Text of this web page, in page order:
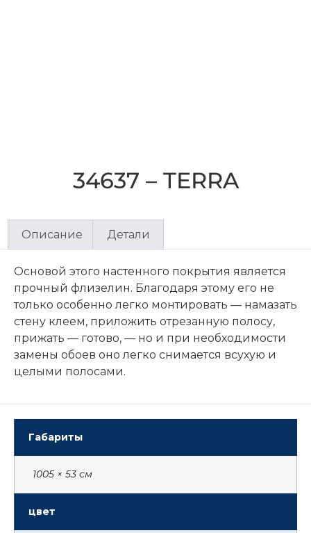
34637 – TERRA
Описание Детали
Основой этого настенного покрытия является
прочный флизелин. Благодаря этому его не
только особенно легко монтировать — намазать
стену клеем, приложить отрезанную полосу,
прижать — готово, — но и при необходимости
замены обоев оно легко снимается всухую и
целыми полосами.
Габариты
1005 × 53 см
цвет